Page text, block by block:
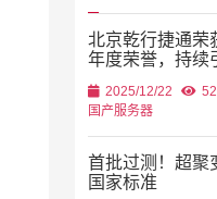
北京乾行捷通荣
年度荣誉，持续
2025/12/22
国产服务器
首批过测！超聚
国家标准